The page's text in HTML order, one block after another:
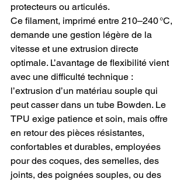
protecteurs ou articulés.
Ce filament, imprimé entre 210–240 °C,
demande une gestion légère de la
vitesse et une extrusion directe
optimale. L’avantage de flexibilité vient
avec une difficulté technique :
l’extrusion d’un matériau souple qui
peut casser dans un tube Bowden. Le
TPU exige patience et soin, mais offre
en retour des pièces résistantes,
confortables et durables, employées
pour des coques, des semelles, des
joints, des poignées souples, ou des